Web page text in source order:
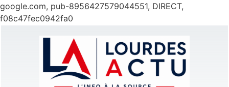
google.com, pub-8956427579044551, DIRECT,
f08c47fec0942fa0